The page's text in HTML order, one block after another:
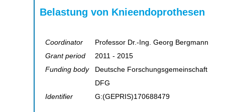
Belastung von Knieendoprothesen
Coordinator
Professor Dr.-Ing. Georg Bergmann
Grant period
2011 - 2015
Funding body
Deutsche Forschungsgemeinschaft
DFG
Identifier
G:(GEPRIS)170688479